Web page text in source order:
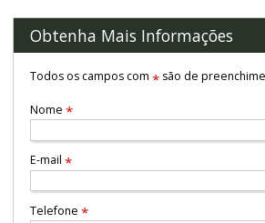
Obtenha Mais Informações
Todos os campos com *são de
Nome *
E-mail *
Telefone *